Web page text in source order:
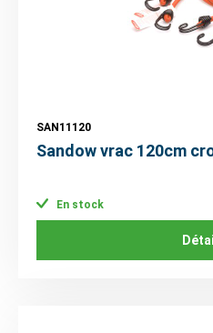
SAN11120
Sandow vrac 120cm
En stock